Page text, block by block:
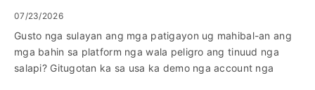
07/23/2026
Gusto nga sulayan ang mga patigayon ug mahibal-an ang
mga bahin sa platform nga wala peligro ang tinuud nga
salapi? Gitugotan ka sa usa ka demo nga account nga